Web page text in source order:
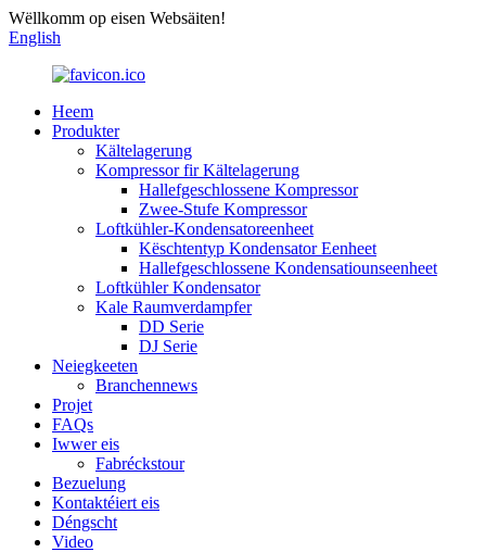
Wëllkomm op eisen Websäiten!
English
Heem
Produkter
Kältelagerung
Kompressor fir Kältelagerung
Hallefgeschlossene Kompressor
Zwee-Stufe Kompressor
Loftkühler-Kondensatoreenheet
Këschtentyp Kondensator Eenheet
Hallefgeschlossene Kondensatiounseenheet
Loftkühler Kondensator
Kale Raumverdampfer
DD Serie
DJ Serie
Neiegkeeten
Branchennews
Projet
FAQs
Iwwer eis
Fabréckstour
Bezuelung
Kontaktéiert eis
Déngscht
Video